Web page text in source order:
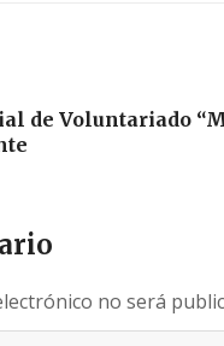
de Voluntariado
no será